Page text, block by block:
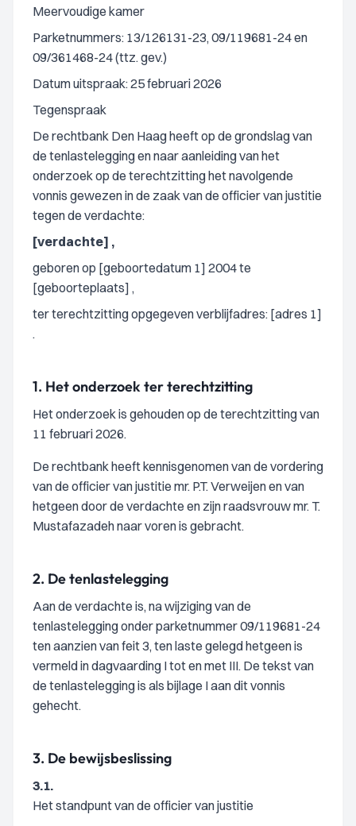
Meervoudige kamer
Parketnummers: 13/126131-23, 09/119681-24 en
09/361468-24 (ttz. gev.)
Datum uitspraak: 25 februari 2026
Tegenspraak
De rechtbank Den Haag heeft op de grondslag van
de tenlastelegging en naar aanleiding van het
onderzoek op de terechtzitting het navolgende
vonnis gewezen in de zaak van de officier van justitie
tegen de verdachte:
[verdachte] ,
geboren op [geboortedatum 1] 2004 te
[geboorteplaats] ,
ter terechtzitting opgegeven verblijfadres: [adres 1]
.
1. Het onderzoek ter terechtzitting
Het onderzoek is gehouden op de terechtzitting van
11 februari 2026.
De rechtbank heeft kennisgenomen van de vordering
van de officier van justitie mr. P.T. Verweijen en van
hetgeen door de verdachte en zijn raadsvrouw mr. T.
Mustafazadeh naar voren is gebracht.
2. De tenlastelegging
Aan de verdachte is, na wijziging van de
tenlastelegging onder parketnummer 09/119681-24
ten aanzien van feit 3, ten laste gelegd hetgeen is
vermeld in dagvaarding I tot en met III. De tekst van
de tenlastelegging is als bijlage I aan dit vonnis
gehecht.
3. De bewijsbeslissing
3.1.
Het standpunt van de officier van justitie